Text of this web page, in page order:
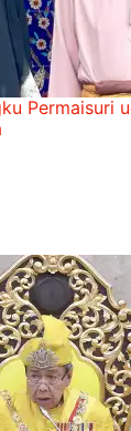
Permaisuri